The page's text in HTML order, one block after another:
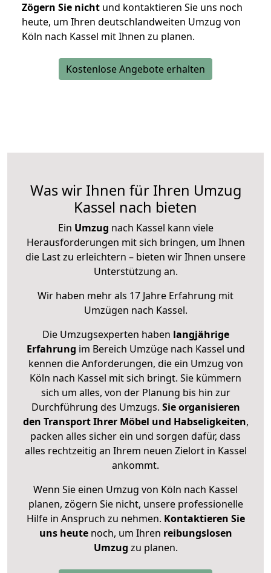
Zögern Sie nicht und kontaktieren Sie uns noch
heute, um Ihren deutschlandweiten Umzug von
Köln nach Kassel mit Ihnen zu planen.
Kostenlose Angebote erhalten
Was wir Ihnen für Ihren Umzug
Kassel nach bieten
Ein Umzug nach Kassel kann viele
Herausforderungen mit sich bringen, um Ihnen
die Last zu erleichtern – bieten wir Ihnen unsere
Unterstützung an.
Wir haben mehr als 17 Jahre Erfahrung mit
Umzügen nach Kassel.
Die Umzugsexperten haben langjährige
Erfahrung im Bereich Umzüge nach Kassel und
kennen die Anforderungen, die ein Umzug von
Köln nach Kassel mit sich bringt. Sie kümmern
sich um alles, von der Planung bis hin zur
Durchführung des Umzugs. Sie organisieren
den Transport Ihrer Möbel und Habseligkeiten,
packen alles sicher ein und sorgen dafür, dass
alles rechtzeitig an Ihrem neuen Zielort in Kassel
ankommt.
Wenn Sie einen Umzug von Köln nach Kassel
planen, zögern Sie nicht, unsere professionelle
Hilfe in Anspruch zu nehmen. Kontaktieren Sie
uns heutenoch, um Ihren reibungslosen
Umzug zu planen.